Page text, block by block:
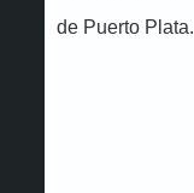
de Puerto Plata.